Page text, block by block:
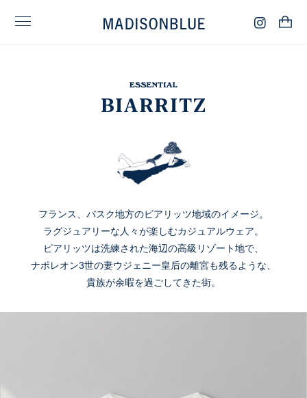
BIARRITZ
フランス、バスク地方のビアリッツ地域のイメージ。
ラグジュアリーな人々が楽しむカジュアルウェア。
ビアリッツは洗練された海辺の高級リゾート地で、
ナポレオン3世の妻ウジェニー皇后の離宮も残るような、
貴族が余暇を過ごしてきた街。